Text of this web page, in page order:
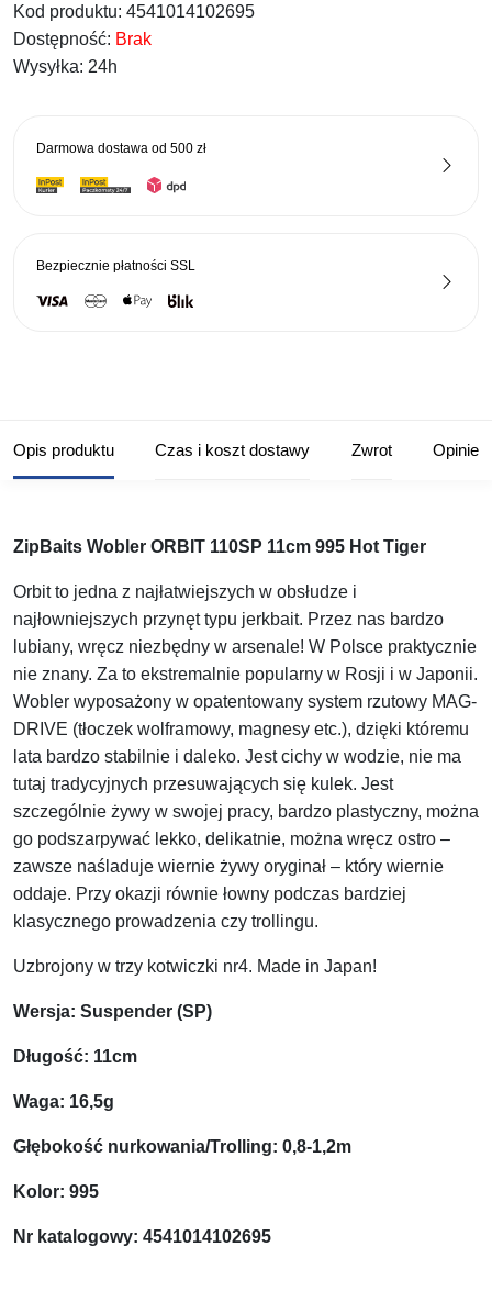
wynosiła:wynosi:
Kod produktu: 4541014102695
Dostępność: Brak
Wysyłka: 24h
Darmowa dostawa od 500 zł
Bezpiecznie płatności SSL
Opis produktu Czas i koszt dostawy Zwrot Opinie
ZipBaits Wobler ORBIT 110SP 11cm 995 Hot Tiger
Orbit to jedna z najłatwiejszych w obsłudze i
najłowniejszych przynęt typu jerkbait. Przez nas bardzo
lubiany, wręcz niezbędny w arsenale! W Polsce praktycznie
nie znany. Za to ekstremalnie popularny w Rosji i w Japonii.
Wobler wyposażony w opatentowany system rzutowy MAG-
DRIVE (tłoczek wolframowy, magnesy etc.), dzięki któremu
lata bardzo stabilnie i daleko. Jest cichy w wodzie, nie ma
tutaj tradycyjnych przesuwających się kulek. Jest
szczególnie żywy w swojej pracy, bardzo plastyczny, można
go podszarpywać lekko, delikatnie, można wręcz ostro –
zawsze naśladuje wiernie żywy oryginał – który wiernie
oddaje. Przy okazji równie łowny podczas bardziej
klasycznego prowadzenia czy trollingu.
Uzbrojony w trzy kotwiczki nr4. Made in Japan!
Wersja: Suspender (SP)
Długość: 11cm
Waga: 16,5g
Głębokość nurkowania/Trolling: 0,8-1,2m
Kolor: 995
Nr katalogowy: 4541014102695